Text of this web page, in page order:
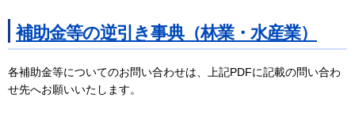
補助金等の逆引き事典（林業・水産業）
各補助金等についてのお問い合わせは、上記PDFに記載の問い合わ
せ先へお願いいたします。